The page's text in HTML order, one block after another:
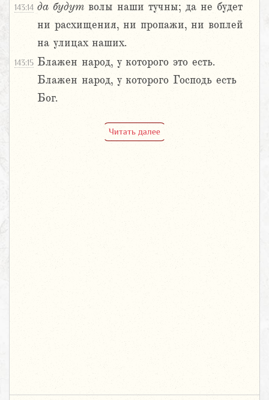
143:14 да будут волы наши тучны; да не будет
ни расхищения, ни пропажи, ни воплей
на улицах наших.
143:15 Блажен народ, у которого это есть.
Блажен народ, у которого Господь есть
Бог.
Читать далее